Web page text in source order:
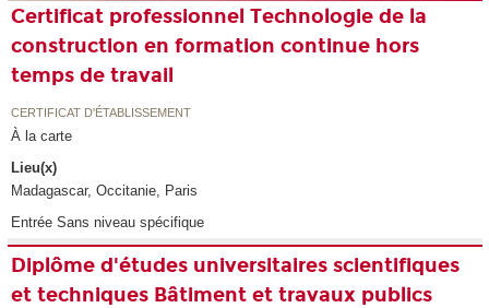
Certificat professionnel Technologie de la
construction en formation continue hors
temps de travail
CERTIFICAT D'ÉTABLISSEMENT
À la carte
Lieu(x)
Madagascar, Occitanie, Paris
Entrée Sans niveau spécifique
Diplôme d'études universitaires scientifiques
et techniques Bâtiment et travaux publics